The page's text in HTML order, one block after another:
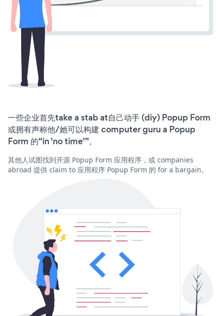
一些企业首先take a stab at自己动手 (diy) Popup Form
或拥有声称他/她可以构建 computer guru a Popup
Form 的“in 'no time'”。
其他人试图找到开源 Popup Form 应用程序，或 companies
abroad 提供 claim to 应用程序 Popup Form 的 for a bargain。